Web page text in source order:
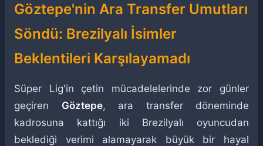
Göztepe'nin Ara Transfer Umutları
Söndü: Brezilyalı İsimler
Beklentileri Karşılayamadı
Süper Lig'in çetin mücadelelerinde zor günler
geçiren Göztepe, ara transfer döneminde
kadrosuna kattığı iki Brezilyalı oyuncudan
beklediği verimi alamayarak büyük bir hayal